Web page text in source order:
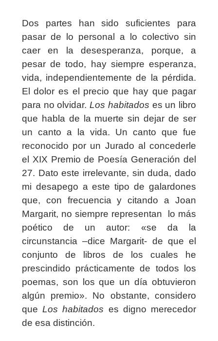
Dos partes han sido suficientes para
pasar de lo personal a lo colectivo sin
caer en la desesperanza, porque, a
pesar de todo, hay siempre esperanza,
vida, independientemente de la pérdida.
El dolor es el precio que hay que pagar
para no olvidar.Los habitados es un libro
que habla de la muerte sin dejar de ser
un canto a la vida. Un canto que fue
reconocido por un Jurado al concederle
el XIX Premio de Poesía Generación del
27. Dato este irrelevante, sin duda, dado
mi desapego a este tipo de galardones
que, con frecuencia y citando a Joan
Margarit, no siempre representan
lo más
poético de un autor: «se da la
circunstancia –dice Margarit- de que el
conjunto de libros de los cuales he
prescindido prácticamente de todos los
poemas, son los que un día obtuvieron
algún premio». No obstante, considero
queLos habitados es digno merecedor
de esa distinción.